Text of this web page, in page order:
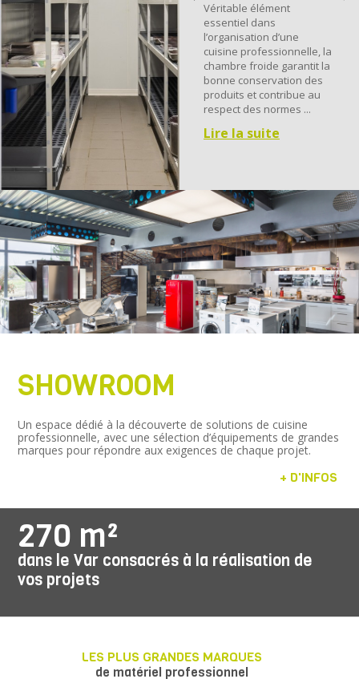
Véritable élément
essentiel dans
l’organisation d’une
cuisine professionnelle, la
chambre froide garantit la
bonne conservation des
produits et contribue au
respect des normes ...
Lire la suite
SHOWROOM
Un espace dédié à la découverte de solutions de cuisine
professionnelle, avec une sélection d’équipements de grandes
marques pour répondre aux exigences de chaque projet.
+ D'INFOS
270 m²
dans le Var consacrés à la réalisation de
vos projets
LES PLUS GRANDES MARQUES
de matériel professionnel